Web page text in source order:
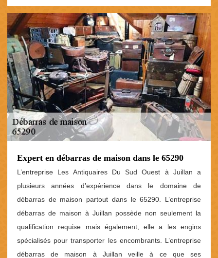
Expert en débarras de maison dans le 65290
L’entreprise Les Antiquaires Du Sud Ouest à Juillan a
plusieurs années d’expérience dans le domaine de
débarras de maison partout dans le 65290. L’entreprise
débarras de maison à Juillan possède non seulement la
qualification requise mais également, elle a les engins
spécialisés pour transporter les encombrants. L’entreprise
débarras de maison à Juillan veille à ce que ses